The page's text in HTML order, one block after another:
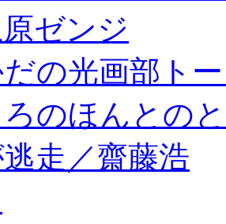
ゼンジ
の光画部ト
のほんとの
走／齋藤浩